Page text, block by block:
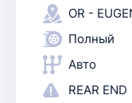
OR -
Полный
Авто
REAR END